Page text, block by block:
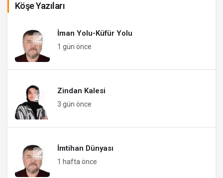
Köşe Yazıları
İman Yolu-Küfür Yolu
1 gün önce
Zindan Kalesi
3 gün önce
İmtihan Dünyası
1 hafta önce